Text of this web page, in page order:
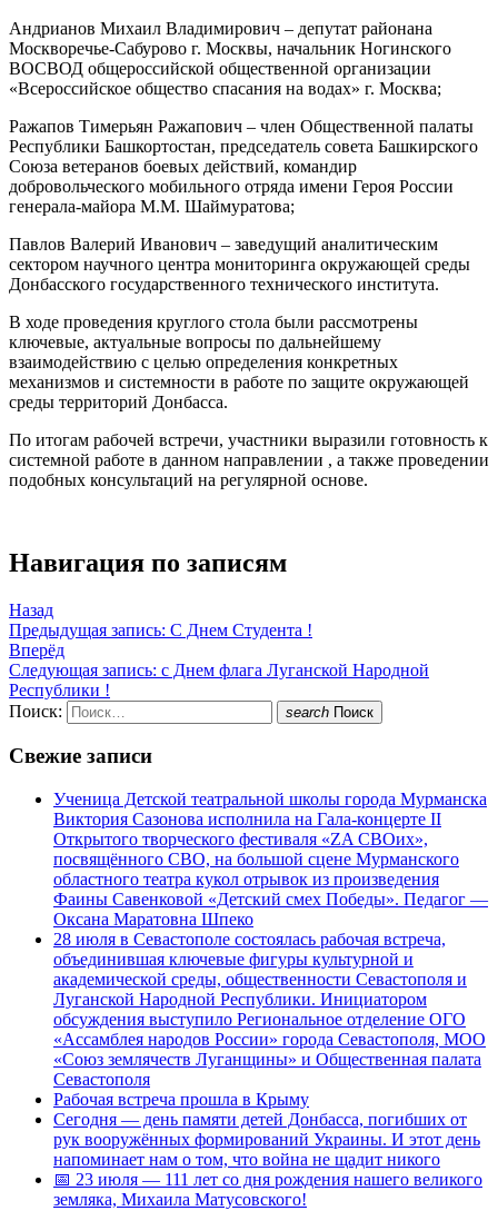
Андрианов Михаил Владимирович – депутат районана
Москворечье-Сабурово г. Москвы, начальник Ногинского
ВОСВОД общероссийской общественной организации
«Всероссийское общество спасания на водах» г. Москва;
Ражапов Тимерьян Ражапович – член Общественной палаты
Республики Башкортостан, председатель совета Башкирского
Союза ветеранов боевых действий, командир
добровольческого мобильного отряда имени Героя России
генерала-майора М.М. Шаймуратова;
Павлов Валерий Иванович – заведущий аналитическим
сектором научного центра мониторинга окружающей среды
Донбасского государственного технического института.
В ходе проведения круглого стола были рассмотрены
ключевые, актуальные вопросы по дальнейшему
взаимодействию с целью определения конкретных
механизмов и системности в работе по защите окружающей
среды территорий Донбасса.
По итогам рабочей встречи, участники выразили готовность к
системной работе в данном направлении , а также проведении
подобных консультаций на регулярной основе.
Навигация по записям
Назад
Предыдущая запись: С Днем Студента !
Вперёд
Следующая запись: с Днем флага Луганской Народной
Республики !
Поиск:
search Поиск
Свежие записи
Ученица Детской театральной школы города Мурманска
Виктория Сазонова исполнила на Гала-концерте II
Открытого творческого фестиваля «ZA СВОих»,
посвящённого СВО, на большой сцене Мурманского
областного театра кукол отрывок из произведения
Фаины Савенковой «Детский смех Победы». Педагог —
Оксана Маратовна Шпеко
28 июля в Севастополе состоялась рабочая встреча,
объединившая ключевые фигуры культурной и
академической среды, общественности Севастополя и
Луганской Народной Республики. Инициатором
обсуждения выступило Региональное отделение ОГО
«Ассамблея народов России» города Севастополя, МОО
«Союз землячеств Луганщины» и Общественная палата
Севастополя
Рабочая встреча прошла в Крыму
Сегодня — день памяти детей Донбасса, погибших от
рук вооружённых формирований Украины. И этот день
напоминает нам о том, что война не щадит никого
📅 23 июля — 111 лет со дня рождения нашего великого
земляка, Михаила Матусовского!